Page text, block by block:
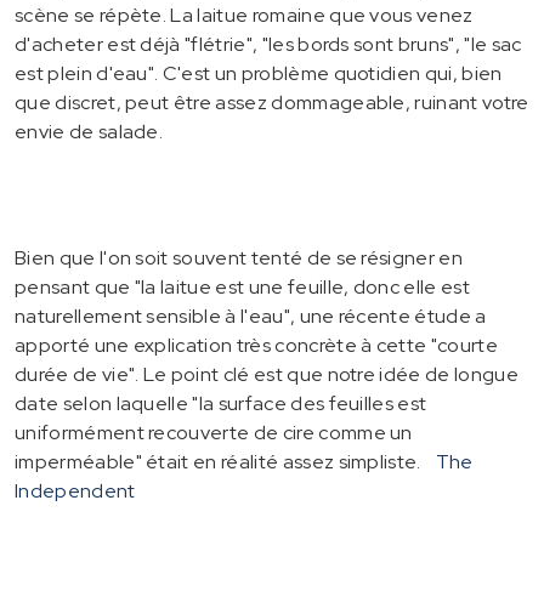
scène se répète. La laitue romaine que vous venez
d'acheter est déjà "flétrie", "les bords sont bruns", "le sac
est plein d'eau". C'est un problème quotidien qui, bien
que discret, peut être assez dommageable, ruinant votre
envie de salade.
Bien que l'on soit souvent tenté de se résigner en
pensant que "la laitue est une feuille, donc elle est
naturellement sensible à l'eau", une récente étude a
apporté une explication très concrète à cette "courte
durée de vie". Le point clé est que notre idée de longue
date selon laquelle "la surface des feuilles est
uniformément recouverte de cire comme un
imperméable" était en réalité assez simpliste.
The
Independent